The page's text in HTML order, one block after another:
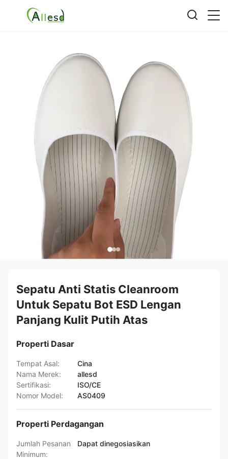
Sepatu Anti Statis Cleanroom
Untuk Sepatu Bot ESD Lengan
Panjang Kulit Putih Atas
Properti Dasar
Tempat Asal:
Cina
Nama Merek:
allesd
Sertifikasi:
ISO/CE
Nomor Model:
AS0409
Properti Perdagangan
Jumlah Pesanan
Minimum:
Dapat dinegosiasikan